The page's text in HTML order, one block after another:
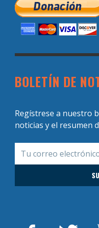
BOLETÍN DE
Regístrese a nuestro
noticias y el resumen